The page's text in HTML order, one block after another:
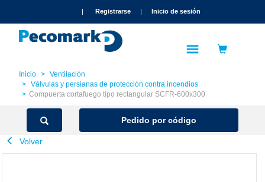
| Registrarse | Inicio de sesión
Inicio
Ventilación
Válvulas y persianas de protección contra incendios
Compuerta cortafuego tipo rectangular SCFR-600x300
Pedido por código
Volver